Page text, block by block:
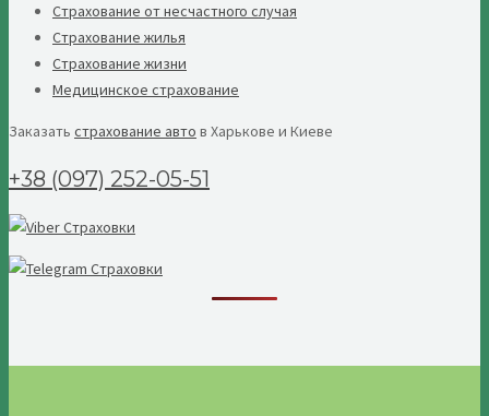
Страхование от несчастного случая
Страхование жилья
Страхование жизни
Медицинское страхование
Заказать страхование авто в Харькове и Киеве
+38 (097) 252-05-51